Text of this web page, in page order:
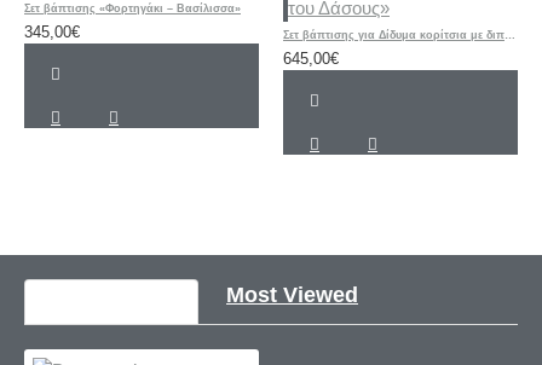
Σετ βάπτισης «Φορτηγάκι – Βασίλισσα»
345,00€ Σετ βάπτισης για Δίδυμα κορίτσια με διπλό ξύλινο μπουντουάρ «Ζώα του Δάσους»
645,00€
Most Viewed